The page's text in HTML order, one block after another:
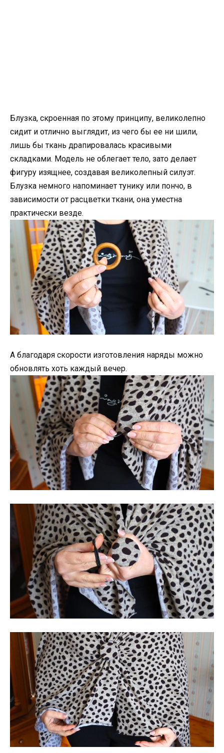
Блузка, скроенная по этому принципу, великолепно
сидит и отлично выглядит, из чего бы ее ни шили,
лишь бы ткань драпировалась красивыми
складками. Модель не облегает тело, зато делает
фигуру изящнее, создавая великолепный силуэт.
Блузка немного напоминает тунику или пончо, в
зависимости от расцветки ткани, она уместна
практически везде.
А благодаря скорости изготовления наряды можно
обновлять хоть каждый вечер.